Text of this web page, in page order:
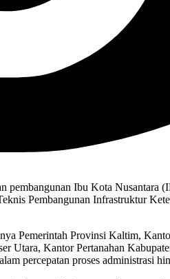
pembangunan Ibu Kota
Pembangunan Infrastruktur
Pemerintah Provinsi Kaltim,
Utara, Kantor Pertanahan
percepatan proses administrasi